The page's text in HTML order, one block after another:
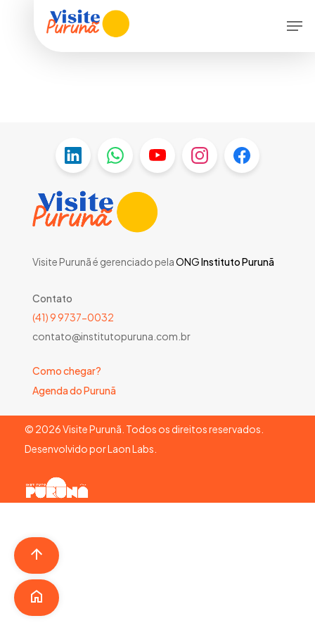
Visite Purunã é gerenciado pelaONGInstituto Purunã
Contato
(41) 9 9737-0032
contato@institutopuruna.com.br
Como chegar?
Agenda do Purunã
© 2026Visite Purunã. Todos os direitos reservados.
Desenvolvido porLaon Labs